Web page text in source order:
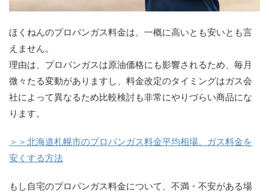
ほくねんのプロパンガス料金は、一概に高いとも安いとも言
えません。
理由は、プロパンガスは原油価格にも影響されるため、毎月
微々たる変動がありますし、料金改定のタイミングはガス会
社によって異なるため比較検討も非常にやりづらい商品にな
ります。
＞＞北海道札幌市のプロパンガス料金平均相場。ガス料金を
安くする方法
もし自宅のプロパンガス料金について、不満・不安がある場